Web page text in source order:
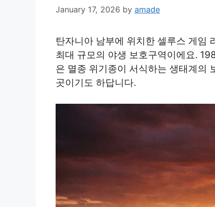
January 17, 2026 by amade
탄자니아 남부에 위치한 셀루스 게임
최대 규모의 야생 보호구역이에요.
은 멸종 위기종이 서식하는 생태계의
곳이기도 하답니다.